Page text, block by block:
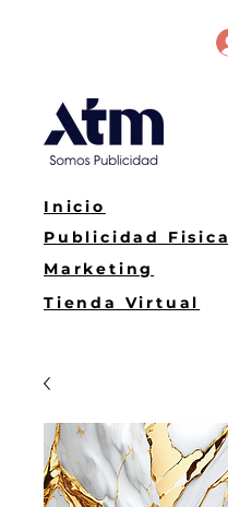
Inicio
Publicidad Fisica
Marketing
Tienda Virtual